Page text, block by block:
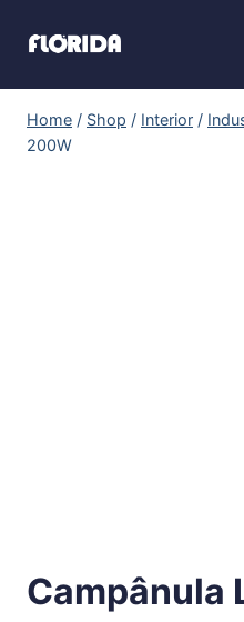
Home / Shop / Interior /
200W
Campânula